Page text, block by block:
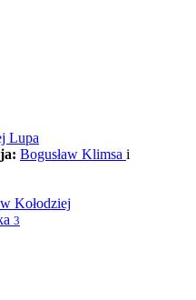
Lupa
Bogusław Klimsa i
Kołodziej
3